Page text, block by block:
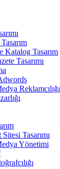
Katalog Tasarım
Tasarımı
Reklamcılığı
Tasarımı
Yönetimi